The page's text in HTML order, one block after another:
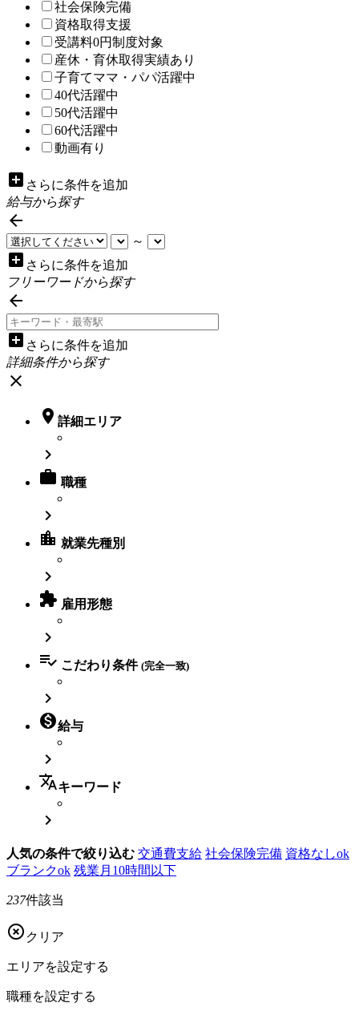
社会保険完備
資格取得支援
受講料0円制度対象
産休・育休取得実績あり
子育てママ・パパ活躍中
40代活躍中
50代活躍中
60代活躍中
動画有り
add_box さらに条件を追加
給与から探す

～
add_box さらに条件を追加
フリーワードから探す

add_box さらに条件を追加
詳細条件から探す
close
 詳細エリア

 職種

location_city 就業先種別

 雇用形態

 こだわり条件 (完全一致)

給与

translateキーワード

人気の条件で絞り込む 交通費支給 社会保険完備 資格なしok
ブランクok 残業月10時間以下
237件該当
 クリア
エリアを設定する
職種を設定する